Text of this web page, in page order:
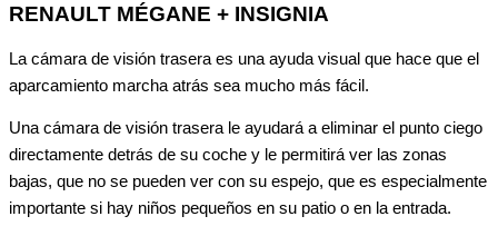
RENAULT MÉGANE + INSIGNIA
La cámara de visión trasera es una ayuda visual que hace que el
aparcamiento marcha atrás sea mucho más fácil.
Una cámara de visión trasera le ayudará a eliminar el punto ciego
directamente detrás de su coche y le permitirá ver las zonas
bajas, que no se pueden ver con su espejo, que es especialmente
importante si hay niños pequeños en su patio o en la entrada.